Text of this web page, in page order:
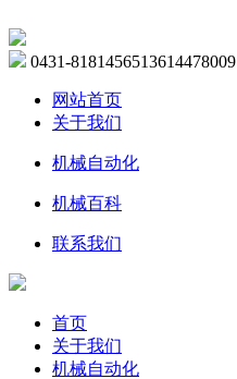
0431-8181456513614478009
网站首页
关于我们
机械自动化
机械百科
联系我们
首页
关于我们
机械自动化